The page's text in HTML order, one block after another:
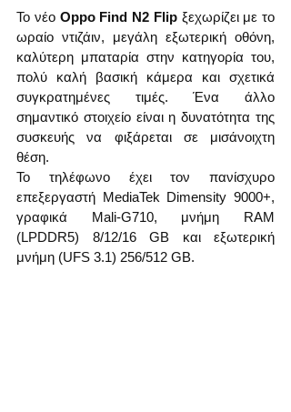
Το νέο Oppo Find N2 Flip ξεχωρίζει με το
ωραίο ντιζάιν, μεγάλη εξωτερική οθόνη,
καλύτερη μπαταρία στην κατηγορία του,
πολύ καλή βασική κάμερα και σχετικά
συγκρατημένες τιμές. Ένα άλλο
σημαντικό στοιχείο είναι η δυνατότητα της
συσκευής να φιξάρεται σε μισάνοιχτη
θέση.
Το τηλέφωνο έχει τον πανίσχυρο
επεξεργαστή MediaTek Dimensity 9000+,
γραφικά Mali-G710, μνήμη RAM
(LPDDR5) 8/12/16 GB και εξωτερική
μνήμη (UFS 3.1) 256/512 GB.